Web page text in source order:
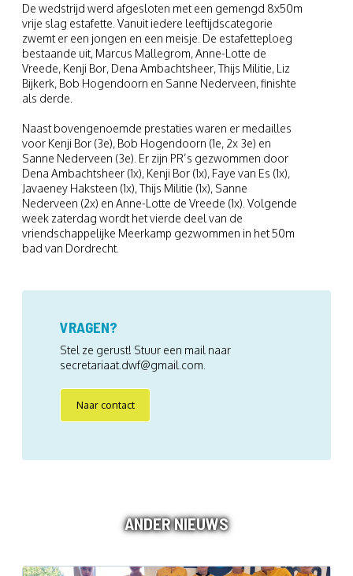
De wedstrijd werd afgesloten met een gemengd 8x50m
vrije slag estafette. Vanuit iedere leeftijdscategorie
zwemt er een jongen en een meisje. De estafetteploeg
bestaande uit, Marcus Mallegrom, Anne-Lotte de
Vreede, Kenji Bor, Dena Ambachtsheer, Thijs Militie, Liz
Bijkerk, Bob Hogendoorn en Sanne Nederveen, finishte
als derde.
Naast bovengenoemde prestaties waren er medailles
voor Kenji Bor (3e), Bob Hogendoorn (1e, 2x 3e) en
Sanne Nederveen (3e). Er zijn PR’s gezwommen door
Dena Ambachtsheer (1x), Kenji Bor (1x), Faye van Es (1x),
Javaeney Haksteen (1x), Thijs Militie (1x), Sanne
Nederveen (2x) en Anne-Lotte de Vreede (1x). Volgende
week zaterdag wordt het vierde deel van de
vriendschappelijke Meerkamp gezwommen in het 50m
bad van Dordrecht.
VRAGEN?
Stel ze gerust! Stuur een mail naar
secretariaat.dwf@gmail.com.
Naar contact
ANDER NIEUWS